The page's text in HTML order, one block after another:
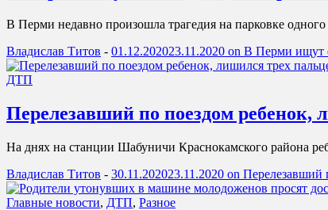
В Перми недавно произошла трагедия на парковке
Владислав Титов - 01.12.202023.11.2020 on В Перми ищут
ДТП
Перелезавший по поездом ребенок,
На днях на станции Шабуничи Краснокамского района
Владислав Титов - 30.11.202023.11.2020 on Перелезавший
Главные новости, ДТП, Разное